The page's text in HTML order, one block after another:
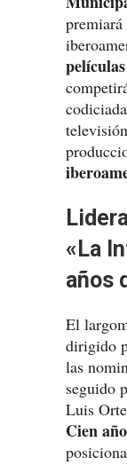
«La
años
El
dirigido
las
seguido
Luis
Cien